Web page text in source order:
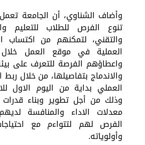
وأضاف الشناوي، أن الجامعة
تنوع الفرص للطلاب للتعليم
والتقني، لتمكنهم من اكتساب
العملية في موقع العمل خلال
واعطاؤهم الفرصة للتعرف على
والاندماج بتفاصيلها، من خلال ربط
العملي بداية من اليوم الاول
وذلك من أجل تطوير وبناء
معدلات الاداء والمنافسة
الفرص لهم لتتواءم مع
وأولوياته.